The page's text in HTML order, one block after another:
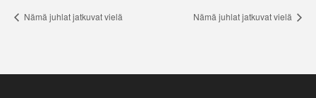
Nämä juhlat jatkuvat vielä Nämä juhlat jatkuvat vielä